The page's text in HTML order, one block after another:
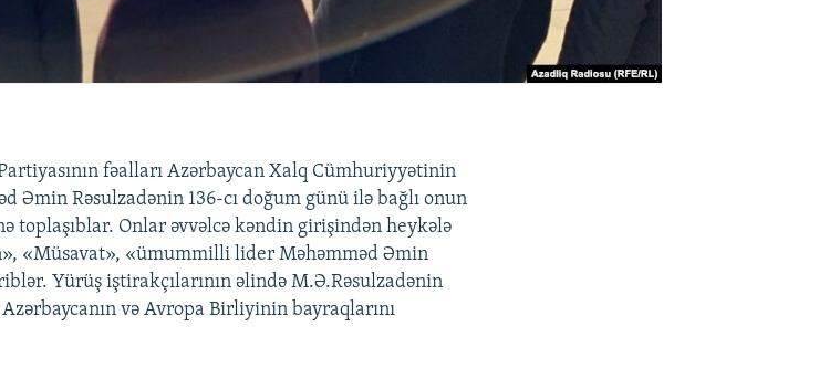
fəalları Azərbaycan Xalq Cümhuriyyətinin
Əmin Rəsulzadənin 136-cı doğum günü ilə bağlı onun
toplaşıblar. Onlar əvvəlcə kəndin girişindən heykələ
«Müsavat», «ümummilli lider Məhəmməd Əmin
Yürüş iştirakçılarının əlində M.Ə.Rəsulzadənin
və Avropa Birliyinin bayraqlarını